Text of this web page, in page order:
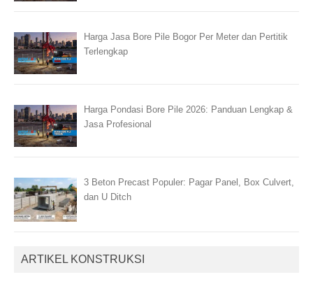
Harga Jasa Bore Pile Bogor Per Meter dan Pertitik
Terlengkap
Harga Pondasi Bore Pile 2026: Panduan Lengkap &
Jasa Profesional
3 Beton Precast Populer: Pagar Panel, Box Culvert,
dan U Ditch
ARTIKEL KONSTRUKSI